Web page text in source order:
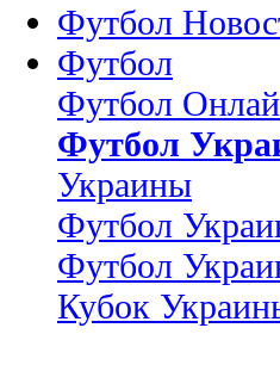
Футбол
Футбол
Футбол
Футбол
Украины
Футбол
Футбол
Кубок